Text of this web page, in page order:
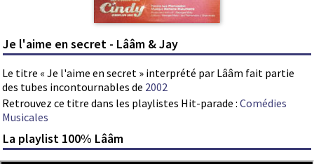
Je l'aime en secret - Lââm & Jay
Le titre « Je l'aime en secret » interprété par Lââm fait partie
des tubes incontournables de 2002
Retrouvez ce titre dans les playlistes Hit-parade : Comédies
Musicales
La playlist 100% Lââm